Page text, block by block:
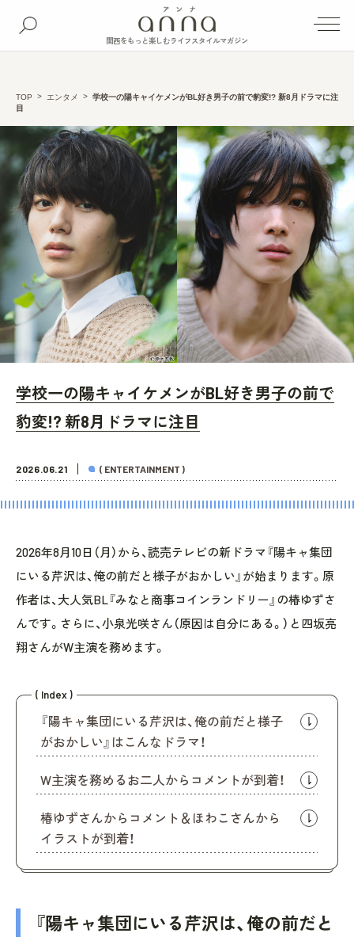
関西をもっと楽しむライフスタイルマガジン
TOP エンタメ
学校一の陽キャイケメンがBL好き男子の前で豹変!? 新8月ドラマに注
目
学校一の陽キャイケメンがBL好き男子の前で
豹変!? 新8月ドラマに注目
2026.06.21 ( ENTERTAINMENT )
2026年8月10日（月）から、読売テレビの新ドラマ『陽キャ集団
にいる芹沢は、俺の前だと様子がおかしい』が始まります。原
作者は、大人気BL『みなと商事コインランドリー』の椿ゆずさ
んです。さらに、小泉光咲さん（原因は自分にある。）と四坂亮
翔さんがW主演を務めます。
( Index )
『陽キャ集団にいる芹沢は、俺の前だと様子
がおかしい』はこんなドラマ！
W主演を務めるお二人からコメントが到着！
椿ゆずさんからコメント＆ほわこさんから
イラストが到着！
『陽キャ集団にいる芹沢は、俺の前だと